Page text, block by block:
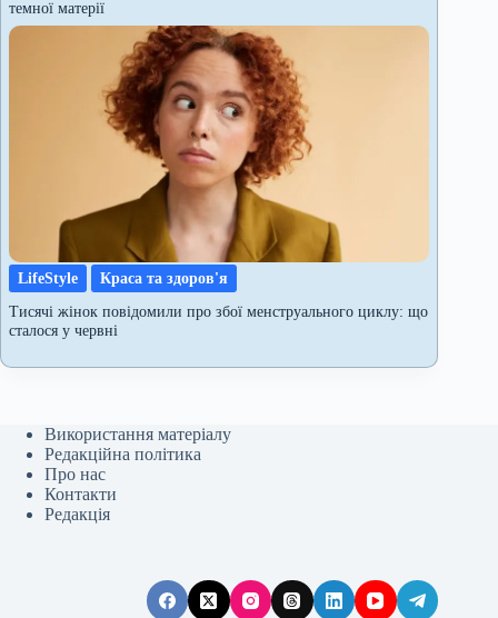
темної матерії
LifeStyle
Краса та здоров'я
Тисячі жінок повідомили про збої менструального циклу: що
сталося у червні
Використання матеріалу
Редакційна політика
Про нас
Контакти
Редакція